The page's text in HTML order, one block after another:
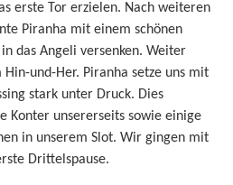
erste Tor erzielen. Nach weiteren
Piranha mit einem schönen
das Angeli versenken. Weiter
und-Her. Piranha setze uns mit
stark unter Druck. Dies
Konter unsererseits sowie einige
in unserem Slot. Wir gingen mit
Drittelspause.